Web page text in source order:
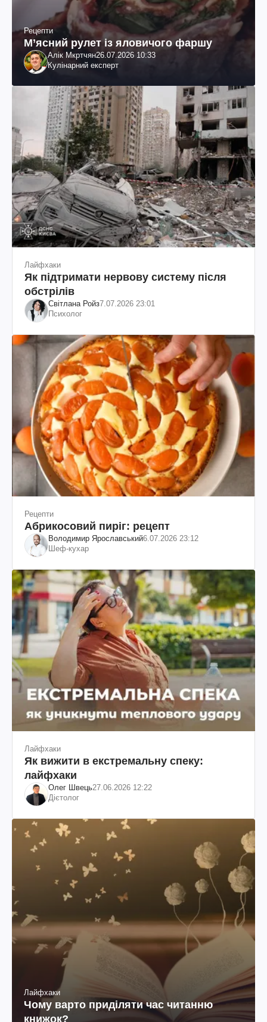
Рецепти
М’ясний рулет із яловичого фаршу
Алік Мкртчян26.07.2026 10:33
Кулінарний експерт
Лайфхаки
Як підтримати нервову систему після
обстрілів
Світлана Ройз7.07.2026 23:01
Психолог
Рецепти
Абрикосовий пиріг: рецепт
Володимир Ярославський6.07.2026 23:12
Шеф-кухар
Лайфхаки
Як вижити в екстремальну спеку:
лайфхаки
Олег Швець27.06.2026 12:22
Дієтолог
Лайфхаки
Чому варто приділяти час читанню
книжок?